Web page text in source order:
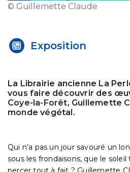
© Guillemette Claude
Exposition
La Librairie ancienne La
vous faire découvrir des
Coye-la-Forêt, Guillemette
monde végétal.
Qui n’a pas un jour savouré un
sous les frondaisons, que le